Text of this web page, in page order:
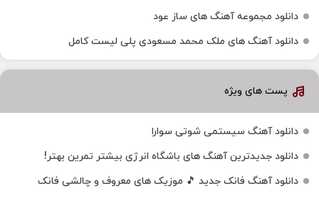
دانلود مجموعه آهنگ های ساز عود
دانلود آهنگ های ملک‌ محمد مسعودی پلی لیست کامل
پست های ویژه
دانلود آهنگ سیستمی شوتی سوارا
دانلود جدیدترین آهنگ‌ های باشگاه انرژی بیشتر تمرین بهتر!
دانلود آهنگ فانک جدید 🎵 موزیک‌ های معروف و چالشی فانک